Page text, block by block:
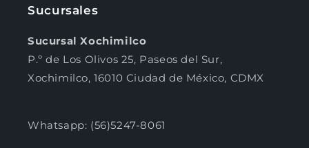
Sucursales
Sucursal Xochimilco
P.º de Los Olivos 25, Paseos del Sur,
Xochimilco, 16010 Ciudad de México, CDMX
Whatsapp: (56)5247-8061